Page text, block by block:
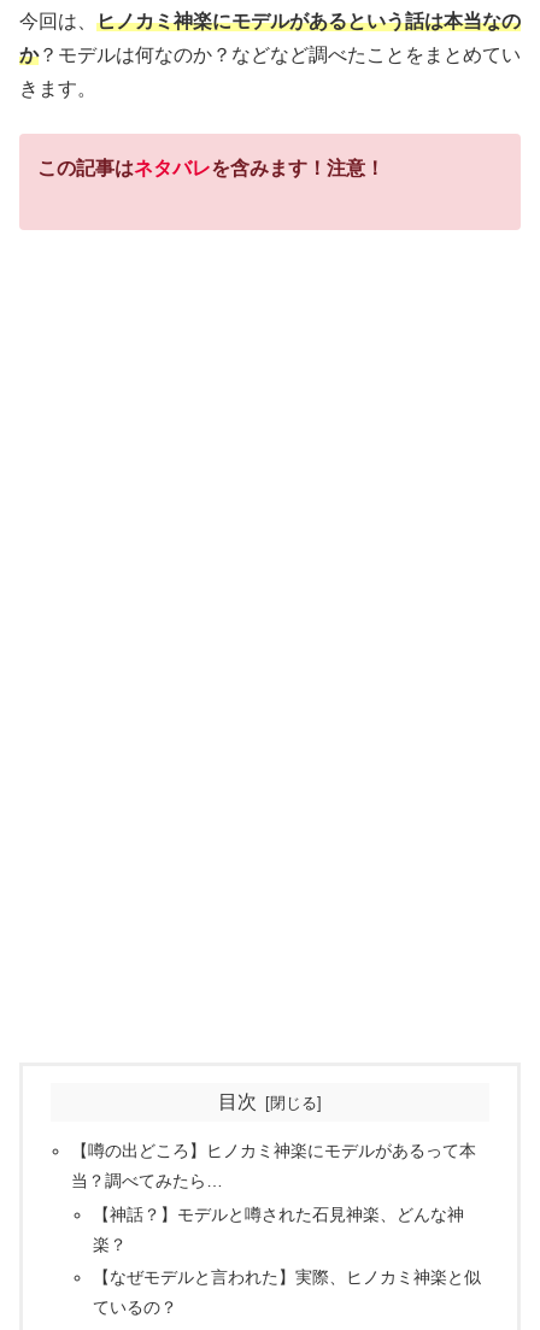
今回は、 ヒノカミ神楽にモデルがあるという話は本当なの
か？モデルは何なのか？などなど調べたことをまとめてい
きます。
この記事はネタバレを含みます！注意！
目次
【噂の出どころ】ヒノカミ神楽にモデルがあるって本
当？調べてみたら…
【神話？】モデルと噂された石見神楽、どんな神
楽？
【なぜモデルと言われた】実際、ヒノカミ神楽と似
ているの？